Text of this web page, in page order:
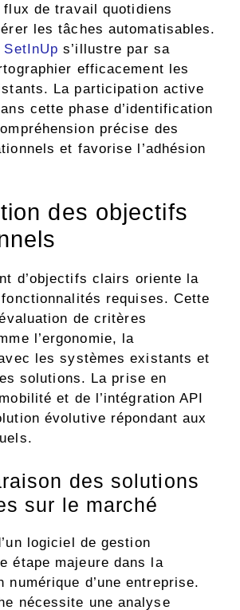
flux de travail quotidiens
les tâches automatisables.
SetInUp s’illustre par sa
efficacement les
La participation active
cette phase d’identification
précise des
et favorise l’adhésion
des objectifs
d’objectifs clairs oriente la
requises. Cette
de critères
l’ergonomie, la
les systèmes existants et
solutions. La prise en
et de l’intégration API
évolutive répondant aux
des solutions
sur le marché
logiciel de gestion
étape majeure dans la
numérique d’une entreprise.
nécessite une analyse